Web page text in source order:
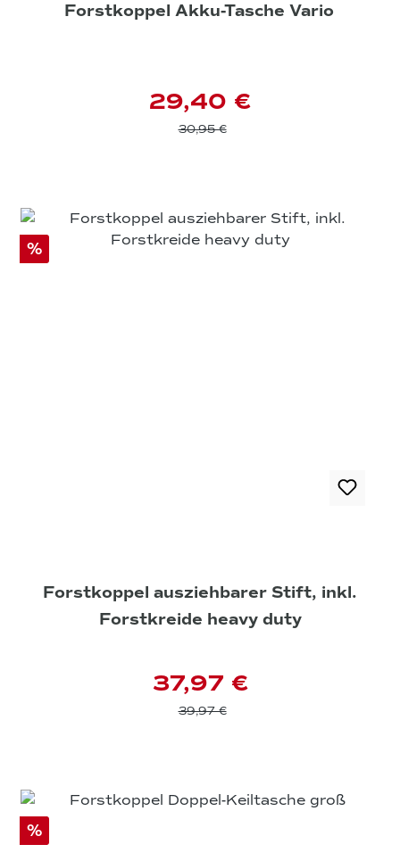
Forstkoppel Akku-Tasche Vario
29,40 €
30,95 €
%
Forstkoppel ausziehbarer Stift, inkl.
Forstkreide heavy duty
37,97 €
39,97 €
%